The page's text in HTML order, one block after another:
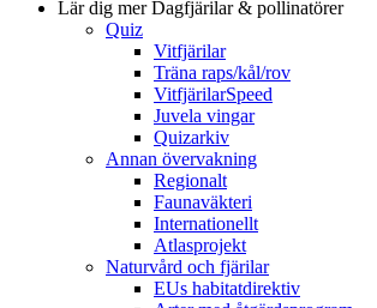
Lär dig merDagfjärilar & pollinatörer
Quiz
Vitfjärilar
Träna raps/kål/rov
VitfjärilarSpeed
Juvela vingar
Quizarkiv
Annan övervakning
Regionalt
Faunaväkteri
Internationellt
Atlasprojekt
Naturvård och fjärilar
EUs habitatdirektiv